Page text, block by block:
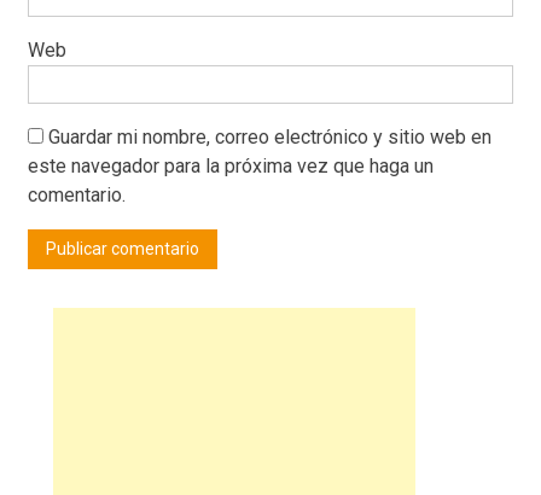
Web
Guardar mi nombre, correo electrónico y sitio web en
este navegador para la próxima vez que haga un
comentario.